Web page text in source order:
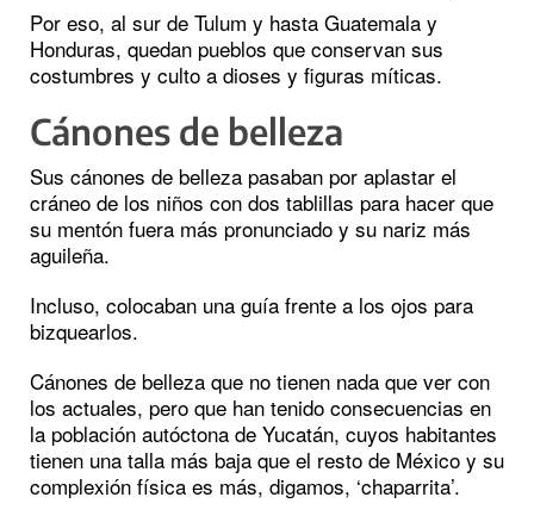
Por eso, al sur de Tulum y hasta Guatemala y
Honduras, quedan pueblos que conservan sus
costumbres y culto a dioses y figuras míticas.
Cánones de belleza
Sus cánones de belleza pasaban por aplastar el
cráneo de los niños con dos tablillas para hacer que
su mentón fuera más pronunciado y su nariz más
aguileña.
Incluso, colocaban una guía frente a los ojos para
bizquearlos.
Cánones de belleza que no tienen nada que ver con
los actuales, pero que han tenido consecuencias en
la población autóctona de Yucatán, cuyos habitantes
tienen una talla más baja que el resto de México y su
complexión física es más, digamos, ‘chaparrita’.